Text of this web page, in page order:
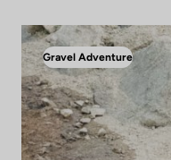
Gravel Adventure